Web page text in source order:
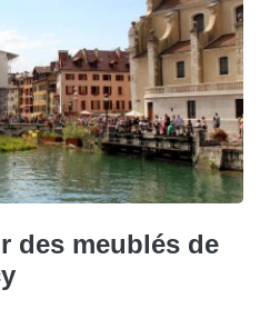
des meublés de